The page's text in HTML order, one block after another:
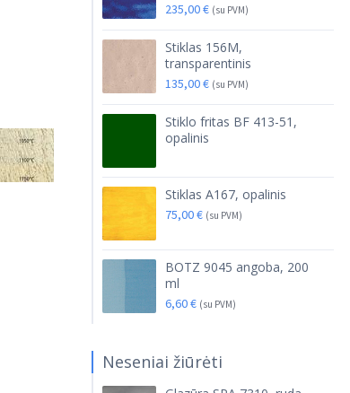
235,00€ (su PVM)
Stiklas 156M,
transparentinis
135,00€ (su PVM)
Stiklo fritas BF 413-51,
opalinis
Stiklas A167, opalinis
75,00€ (su PVM)
BOTZ 9045 angoba, 200
ml
6,60€ (su PVM)
Neseniai žiūrėti